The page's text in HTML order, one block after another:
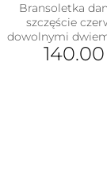
Bransoletka
szczęście
dowolnymi
140.00